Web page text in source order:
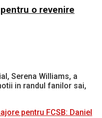
o revenire
Serena Williams, a
in randul fanilor sai,